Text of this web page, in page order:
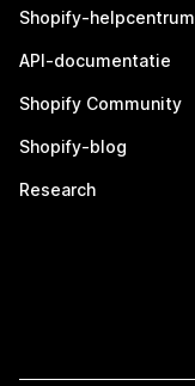
Shopify-helpcentrum
API-documentatie
Shopify Community
Shopify-blog
Research